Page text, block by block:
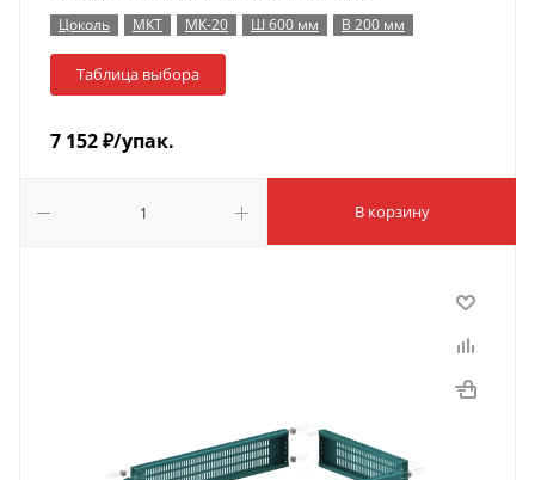
Цоколь МКТ МК-20 Ш 600 мм В 200 мм
Таблица выбора
7 152₽/упак.
В корзину